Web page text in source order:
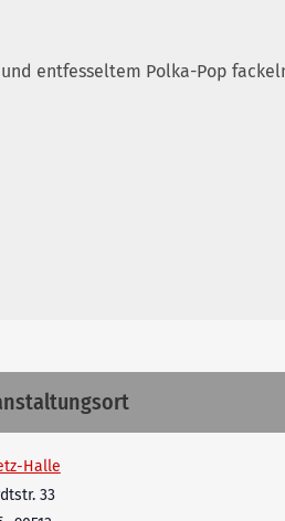
entfesseltem Polka-Pop
Halle
33